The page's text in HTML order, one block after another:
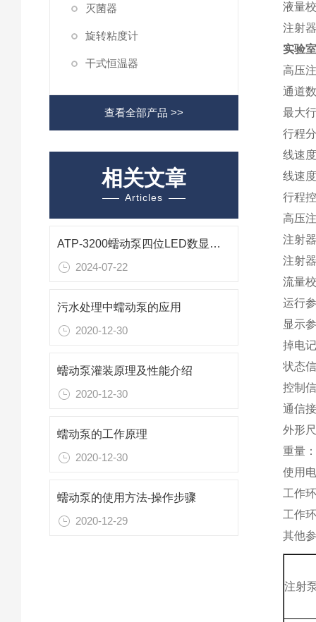
灭菌器
旋转粘度计
干式恒温器
查看全部产品 >>
相关文章
Articles
ATP-3200蠕动泵四位LED数显应用资料
2024-07-22
污水处理中蠕动泵的应用
2020-12-30
蠕动泵灌装原理及性能介绍
2020-12-30
蠕动泵的工作原理
2020-12-30
蠕动泵的使用方法-操作步骤
2020-12-29
液量
注射
实验
高压
通道
最大
行程
线速
线速
行程
高压
注射
注射
流量
运行
显示
掉电
状态
控制
通信
外形
重量
使用
工作
工作
其他
注射